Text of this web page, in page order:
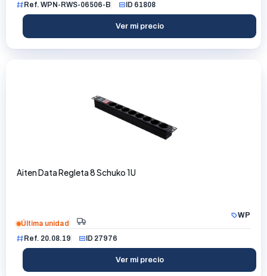
Ref. WPN-RWS-06506-B
ID 61808
Ver mi precio
Aiten Data Regleta 8 Schuko 1U
WP
Última unidad
Ref. 20.08.19
ID 27976
Ver mi precio